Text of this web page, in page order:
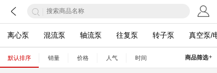
离心泵 混流泵 轴流泵 往复泵 转子泵 真空泵/
商品筛选+
默认排序 销量 价格 人气 时间